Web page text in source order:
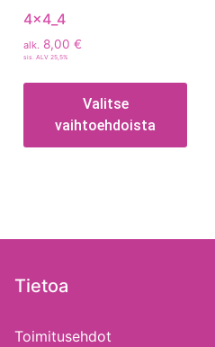
4x4_4
alk. 8,00 €
sis. ALV 25,5%
Valitse
vaihtoehdoista
Tietoa
Toimitusehdot